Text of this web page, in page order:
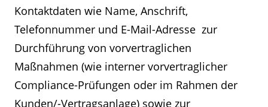
Kontaktdaten wie Name, Anschrift,
Telefonnummer und E-Mail-Adresse zur
Durchführung von vorvertraglichen
Maßnahmen (wie interner vorvertraglicher
Compliance-Prüfungen oder im Rahmen der
Kunden/-Vertragsanlage) sowie zur